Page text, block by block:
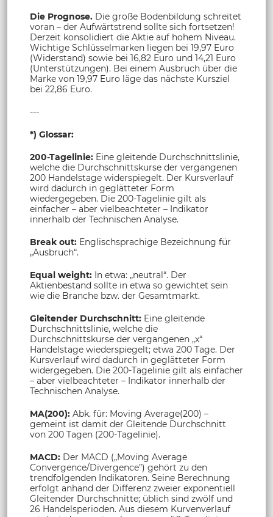
Die Prognose. Die große Bodenbildung schreitet
voran – der Aufwärtstrend sollte sich fortsetzen!
Derzeit konsolidiert die Aktie auf hohem Niveau.
Wichtige Schlüsselmarken liegen bei 19,97 Euro
(Widerstand) sowie bei 16,82 Euro und 14,21 Euro
(Unterstützungen). Bei einem Ausbruch über die
Marke von 19,97 Euro läge das nächste Kursziel
bei 22,86 Euro.
---
*) Glossar:
200-Tagelinie: Eine gleitende Durchschnittslinie,
welche die Durchschnittskurse der vergangenen
200 Handelstage widerspiegelt. Der Kursverlauf
wird dadurch in geglätteter Form
wiedergegeben. Die 200-Tagelinie gilt als
einfacher – aber vielbeachteter – Indikator
innerhalb der Technischen Analyse.
Break out: Englischsprachige Bezeichnung für
„Ausbruch“.
Equal weight: In etwa: „neutral“. Der
Aktienbestand sollte in etwa so gewichtet sein
wie die Branche bzw. der Gesamtmarkt.
Gleitender Durchschnitt: Eine gleitende
Durchschnittslinie, welche die
Durchschnittskurse der vergangenen „x“
Handelstage wiederspiegelt; etwa 200 Tage. Der
Kursverlauf wird dadurch in geglätteter Form
widergegeben. Die 200-Tagelinie gilt als einfacher
– aber vielbeachteter – Indikator innerhalb der
Technischen Analyse.
MA(200): Abk. für: Moving Average(200) –
gemeint ist damit der Gleitende Durchschnitt
von 200 Tagen (200-Tagelinie).
MACD: Der MACD („Moving Average
Convergence/Divergence”) gehört zu den
trendfolgenden Indikatoren. Seine Berechnung
erfolgt anhand der Differenz zweier exponentiell
Gleitender Durchschnitte; üblich sind zwölf und
26 Handelsperioden. Aus diesem Kurvenverlauf